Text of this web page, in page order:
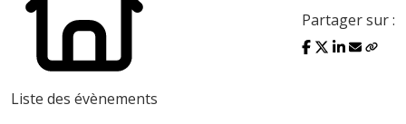
Liste des évènements
Partager sur :